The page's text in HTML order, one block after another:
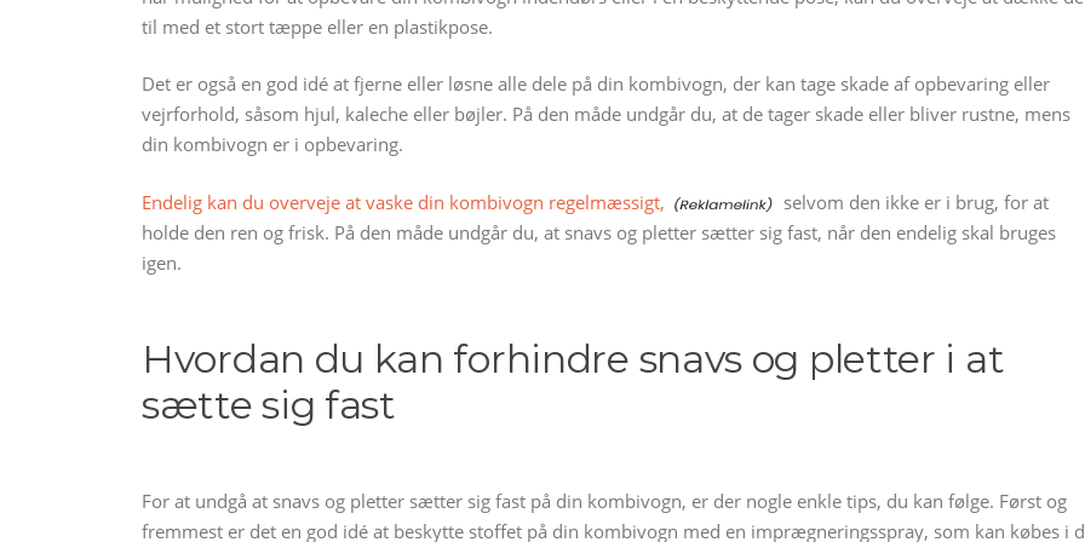
til med et stort tæppe eller en plastikpose.
Det er også en god idé at fjerne eller løsne alle dele på din kombivogn, der kan tage skade af opbevaring eller
vejrforhold, såsom hjul, kaleche eller bøjler. På den måde undgår du, at de tager skade eller bliver rustne, mens
din kombivogn er i opbevaring.
Endelig kan du overveje at vaske din kombivogn regelmæssigt,
selvom den ikke er i brug, for at
holde den ren og frisk. På den måde undgår du, at snavs og pletter sætter sig fast, når den endelig skal bruges
igen.
Hvordan du kan forhindre snavs og pletter i at
sætte sig fast
For at undgå at snavs og pletter sætter sig fast på din kombivogn, er der nogle enkle tips, du kan følge. Først og
fremmest er det en god idé at beskytte stoffet på din kombivogn med en imprægneringsspray, som kan købes i